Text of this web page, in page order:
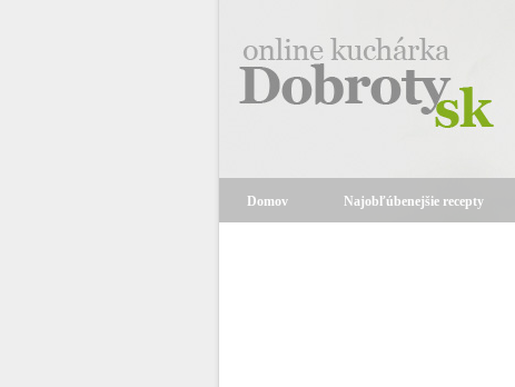
Domov Najobľúbenejšie recepty